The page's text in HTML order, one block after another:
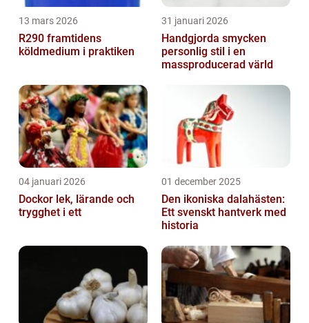
13 mars 2026
R290 framtidens
köldmedium i praktiken
31 januari 2026
Handgjorda smycken
personlig stil i en
massproducerad värld
04 januari 2026
Dockor lek, lärande och
trygghet i ett
01 december 2025
Den ikoniska dalahästen:
Ett svenskt hantverk med
historia